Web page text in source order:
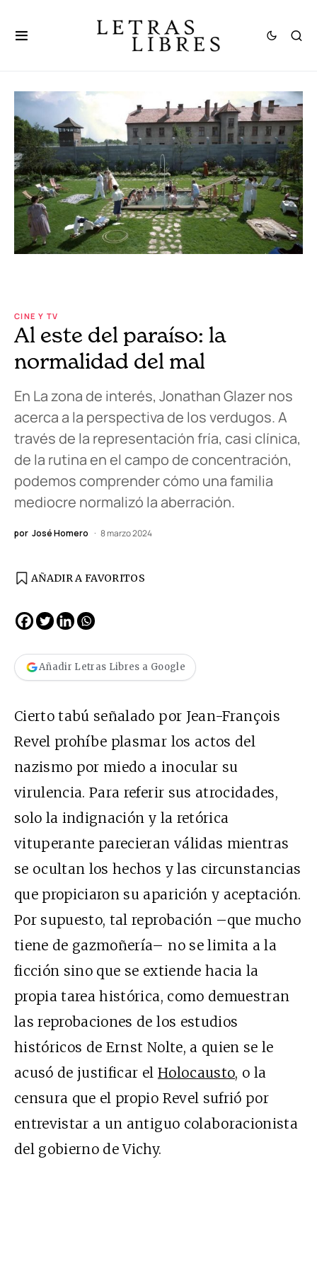
CINE Y TV
Al este del paraíso: la
normalidad del mal
En La zona de interés, Jonathan Glazer nos
acerca a la perspectiva de los verdugos. A
través de la representación fría, casi clínica,
de la rutina en el campo de concentración,
podemos comprender cómo una familia
mediocre normalizó la aberración.
por José Homero 8 marzo 2024
AÑADIR A FAVORITOS
Añadir Letras Libres a Google
Cierto tabú señalado por Jean-François
Revel prohíbe plasmar los actos del
nazismo por miedo a inocular su
virulencia. Para referir sus atrocidades,
solo la indignación y la retórica
vituperante parecieran válidas mientras
se ocultan los hechos y las circunstancias
que propiciaron su aparición y aceptación.
Por supuesto, tal reprobación –que mucho
tiene de gazmoñería– no se limita a la
ficción sino que se extiende hacia la
propia tarea histórica, como demuestran
las reprobaciones de los estudios
históricos de Ernst Nolte, a quien se le
acusó de justificar el Holocausto, o la
censura que el propio Revel sufrió por
entrevistar a un antiguo colaboracionista
del gobierno de Vichy.